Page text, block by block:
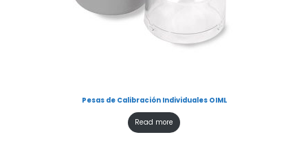
Pesas de Calibración Individuales OIML
Read more